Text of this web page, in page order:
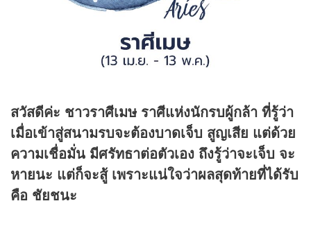
สวัสดีค่ะ ชาวราศีเมษ ราศีแห่งนักรบผู้กล้า ที่รู้ว่า
เมื่อเข้าสู่สนามรบจะต้องบาดเจ็บ สูญเสีย แต่ด้วย
ความเชื่อมั่น มีศรัทธาต่อตัวเอง ถึงรู้ว่าจะเจ็บ จะ
หายนะ แต่ก็จะสู้ เพราะแน่ใจว่าผลสุดท้ายที่ได้รับ
คือ ชัยชนะ